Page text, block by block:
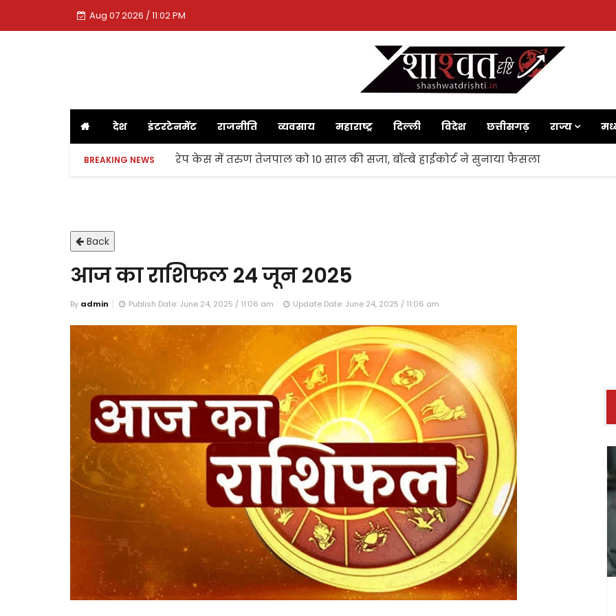
Aug 07 2026 / 11:02 PM
देश इंटरटेनमेंट राजनीति व्यवसाय महाराष्ट्र दिल्ली विदेश छत्तीसगढ़ राज्य
BREAKING NEWS रेप केस में तरुण तेजपाल को 10 साल की सजा, बॉम्बे हाईकोर्ट ने सुनाया फैसला
Back
आज का राशिफल 24 जून 2025
By admin Publish Date: June 24, 2025 / 11:06 am Update Date: June 24, 2025 / 11:06 am